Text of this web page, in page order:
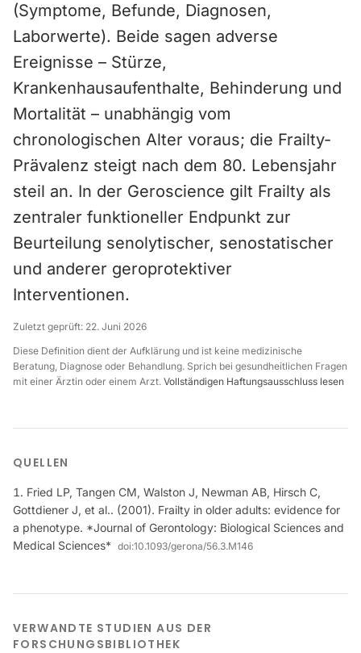
(Symptome, Befunde, Diagnosen,
Laborwerte). Beide sagen adverse
Ereignisse – Stürze,
Krankenhausaufenthalte, Behinderung und
Mortalität – unabhängig vom
chronologischen Alter voraus; die Frailty-
Prävalenz steigt nach dem 80. Lebensjahr
steil an. In der Geroscience gilt Frailty als
zentraler funktioneller Endpunkt zur
Beurteilung senolytischer, senostatischer
und anderer geroprotektiver
Interventionen.
Zuletzt geprüft: 22. Juni 2026
Diese Definition dient der Aufklärung und ist keine medizinische
Beratung, Diagnose oder Behandlung. Sprich bei gesundheitlichen Fragen
mit einer Ärztin oder einem Arzt. Vollständigen Haftungsausschluss lesen
QUELLEN
Fried LP, Tangen CM, Walston J, Newman AB, Hirsch C,
Gottdiener J, et al.. (2001). Frailty in older adults: evidence for
a phenotype. *Journal of Gerontology: Biological Sciences and
Medical Sciences* doi:10.1093/gerona/56.3.M146
VERWANDTE STUDIEN AUS DER
FORSCHUNGSBIBLIOTHEK